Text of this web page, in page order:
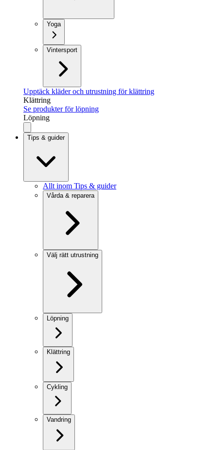
Yoga
Vintersport
Upptäck kläder och utrustning för klättring
Klättring
Se produkter för löpning
Löpning
Tips & guider
Allt inom Tips & guider
Vårda & reparera
Välj rätt utrustning
Löpning
Klättring
Cykling
Vandring